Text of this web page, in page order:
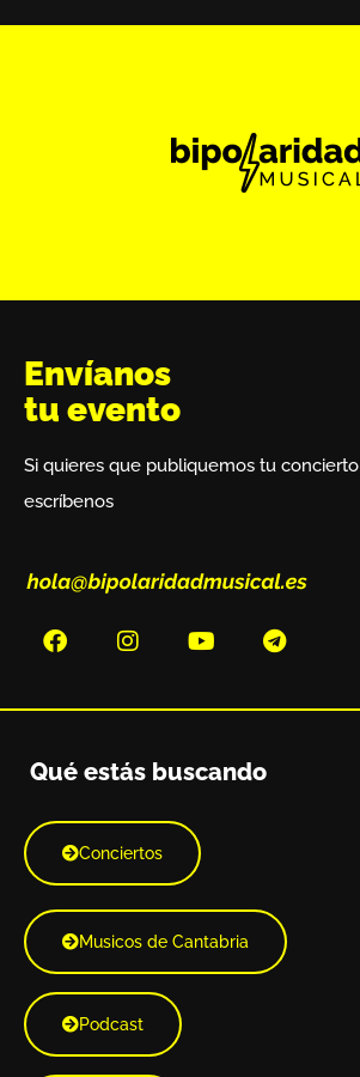
Envíanos
tu evento
Si quieres que publiquemos tu concierto
escríbenos
Qué estás buscando
Conciertos
Musicos de Cantabria
Podcast